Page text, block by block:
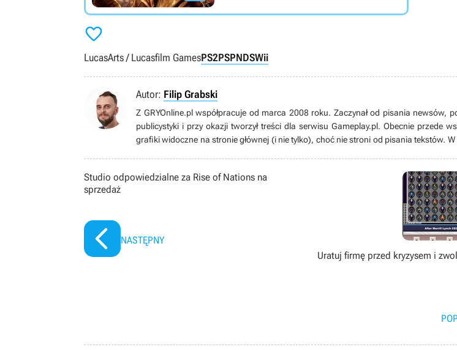

LucasArts / Lucasfilm GamesPS2PSPNDSWii
Autor: Filip Grabski
Z GRYOnline.pl współpracuje od marca 2008 roku. Zaczynał od pisania newsów,
publicystyki i przy okazji tworzył treści dla serwisu Gameplay.pl. Obecnie przede
grafiki widoczne na stronie głównej (i nie tylko), choć nie stroni od pisania tekstów. W
konsumowania popkultury, zarówno tej wizualnej (na dobry film i serial zawsze
Studio odpowiedzialne za Rise of Nations na
sprzedaż
NASTĘPNY
Uratuj firmę przed kryzysem i